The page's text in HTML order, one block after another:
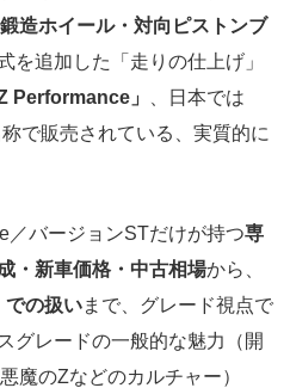
造ホイール・対向ピストンブ
を追加した「走りの仕上げ」
Z Performance」
、日本では
称で販売されている、実質的に
／バージョンSTだけが持つ専
・新車価格・中古相場から、
での扱いまで、グレード視点で
グレードの一般的な魅力（開
魔のZなどのカルチャー）